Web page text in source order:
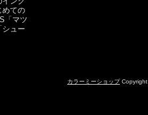
めての
「マツ
シュー
カラーミーショップ